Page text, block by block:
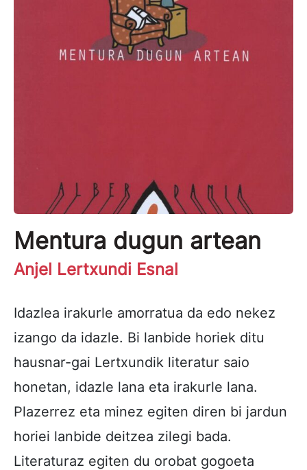
Mentura dugun artean
Anjel Lertxundi Esnal
Idazlea irakurle amorratua da edo nekez
izango da idazle. Bi lanbide horiek ditu
hausnar-gai Lertxundik literatur saio
honetan, idazle lana eta irakurle lana.
Plazerrez eta minez egiten diren bi jardun
horiei lanbide deitzea zilegi bada.
Literaturaz egiten du orobat gogoeta